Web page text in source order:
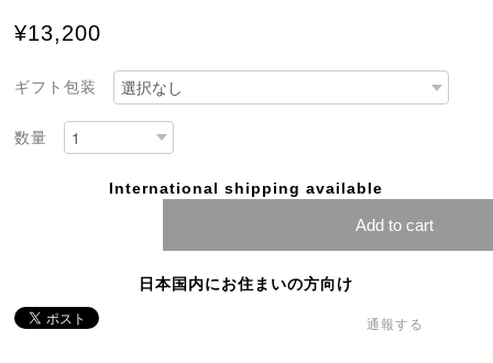
¥13,200
ギフト包装
数量
International shipping available
Add to cart
日本国内にお住まいの方向け
通報する